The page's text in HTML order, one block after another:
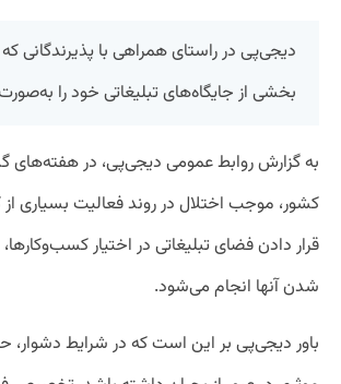
دیجی‌پی در راستای همراهی با پذیرندگانی
بخشی از جایگاه‌های تبلیغاتی خود را
به گزارش روابط عمومی دیجی‌پی، در هفته‌های
کشور، موجب اختلال در روند فعالیت بسیاری
قرار دادن فضای تبلیغاتی در اختیار
شدن آنها انجام می‌شود.
باور دیجی‌پی بر این است که در شرایط